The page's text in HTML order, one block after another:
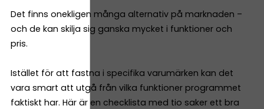
Det finns onekligen många alternativ på marknaden –
och de kan skilja sig ganska mycket i funktioner och
pris.
Istället för att fastna i specifika varumärken kan det
vara smart att utgå från vilka funktioner programmet
faktiskt har. Här är en checklista med tio saker ett bra